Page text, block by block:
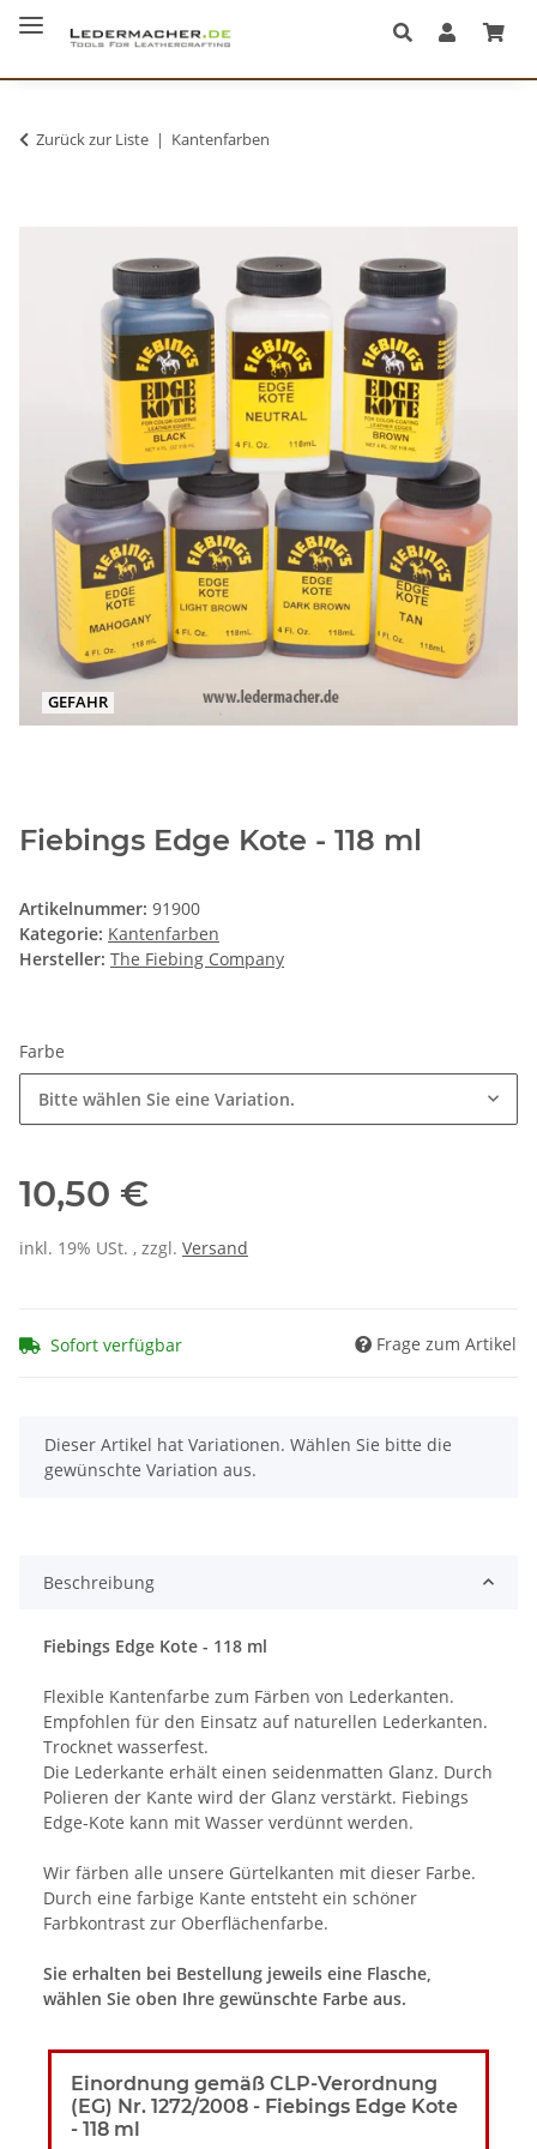
Zurück zur Liste Kantenfarben
GEFAHR
Fiebings Edge Kote - 118 ml
Artikelnummer: 91900
Kategorie: Kantenfarben
Hersteller: The Fiebing Company
Farbe
Bitte wählen Sie eine Variation.
10,50 €
inkl. 19% USt. , zzgl. Versand
Sofort verfügbar Frage zum Artikel
x
Dieser Artikel hat Variationen. Wählen Sie bitte die
gewünschte Variation aus.
Beschreibung
Fiebings Edge Kote - 118 ml
Flexible Kantenfarbe zum Färben von Lederkanten.
Empfohlen für den Einsatz auf naturellen Lederkanten.
Trocknet wasserfest.
Die Lederkante erhält einen seidenmatten Glanz. Durch
Polieren der Kante wird der Glanz verstärkt. Fiebings
Edge-Kote kann mit Wasser verdünnt werden.
Wir färben alle unsere Gürtelkanten mit dieser Farbe.
Durch eine farbige Kante entsteht ein schöner
Farbkontrast zur Oberflächenfarbe.
Sie erhalten bei Bestellung jeweils eine Flasche,
wählen Sie oben Ihre gewünschte Farbe aus.
Einordnung gemäß CLP-Verordnung
(EG) Nr. 1272/2008 - Fiebings Edge Kote
- 118 ml